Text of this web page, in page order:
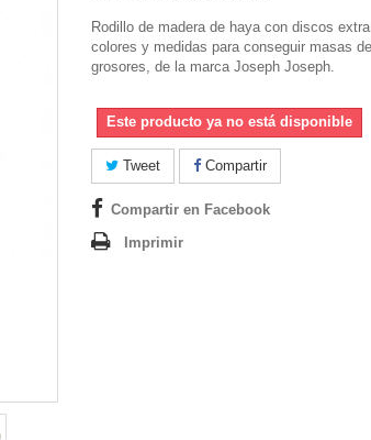
Rodillo de madera de haya con discos
colores y medidas para conseguir masas
grosores, de la marca Joseph Joseph.
Este producto ya no está disponible
Tweet Compartir
Compartir en Facebook
Imprimir